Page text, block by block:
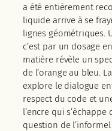
a été entièrement
liquide arrive à se
lignes géométriques.
c’est par un dosage
matière révèle un
de l’orange au bleu.
explore le dialogue
respect du code et
l’encre qui
question de